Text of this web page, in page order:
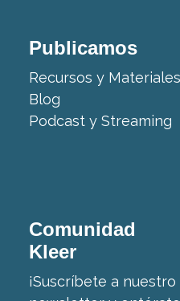
Publicamos
Recursos y Materiales
Blog
Podcast y Streaming
Comunidad
Kleer
¡Suscríbete a nuestro